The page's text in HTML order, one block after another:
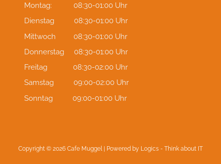
Montag: 08:30-01:00 Uhr
Dienstag 08:30-01:00 Uhr
Mittwoch 08:30-01:00 Uhr
Donnerstag 08:30-01:00 Uhr
Freitag 08:30-02:00 Uhr
Samstag 09:00-02:00 Uhr
Sonntag 09:00-01:00 Uhr
Copyright © 2026 Cafe Muggel | Powered by Logics - Think about IT